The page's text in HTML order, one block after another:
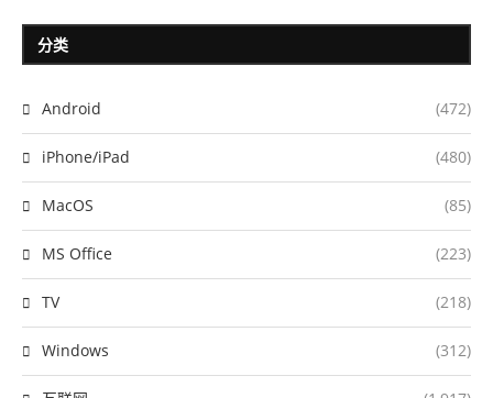
分类
Android (472)
iPhone/iPad (480)
MacOS (85)
MS Office (223)
TV (218)
Windows (312)